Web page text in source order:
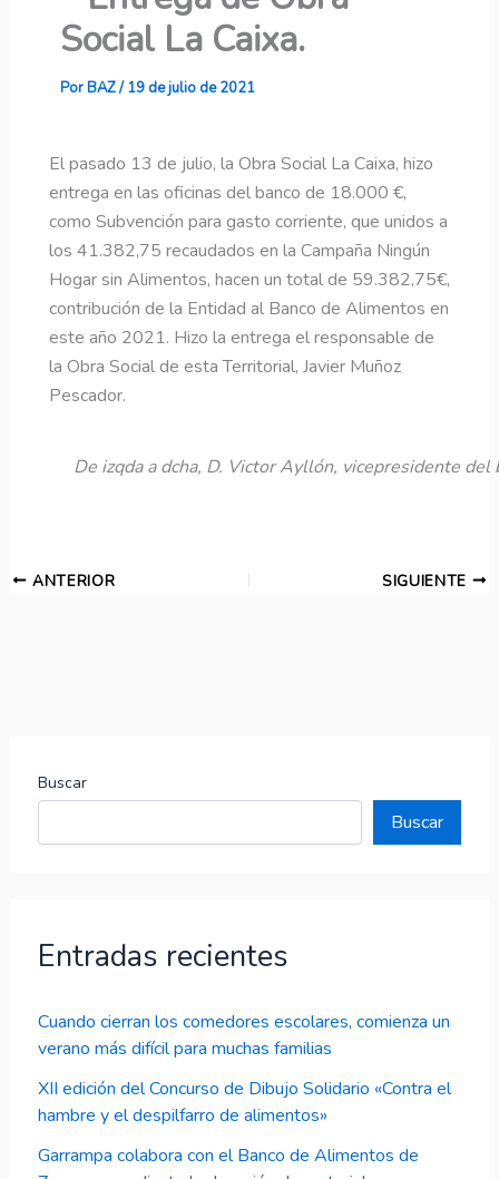
Social La Caixa.
PorBAZ/19 de julio de 2021
El pasado 13 de julio, la Obra Social La Caixa, hizo
entrega en las oficinas del banco de 18.000 €,
como Subvención para gasto corriente, que unidos a
los 41.382,75 recaudados en la Campaña Ningún
Hogar sin Alimentos, hacen un total de 59.382,75€,
contribución de la Entidad al Banco de Alimentos en
este año 2021. Hizo la entrega el responsable de
la Obra Social de esta Territorial, Javier Muñoz
Pescador.
De izqda a dcha, D. Victor Ayllón, vicepresidente
ANTERIOR SIGUIENTE
Buscar
Buscar
Entradas recientes
Cuando cierran los comedores escolares, comienza un
verano más difícil para muchas familias
XII edición del Concurso de Dibujo Solidario «Contra el
hambre y el despilfarro de alimentos»
Garrampa colabora con el Banco de Alimentos de